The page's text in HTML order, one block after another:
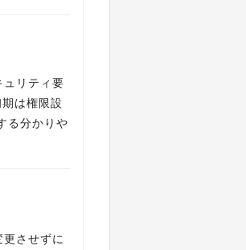
リティ要
は権限設
る分かりや
させずに